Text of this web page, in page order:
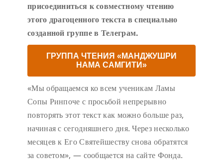
присоединиться к совместному чтению
этого драгоценного текста в специально
созданной группе в Телеграм.
ГРУППА ЧТЕНИЯ «МАНДЖУШРИ
НАМА САМГИТИ»
«Мы обращаемся ко всем ученикам Ламы
Сопы Ринпоче с просьбой непрерывно
повторять этот текст как можно больше раз,
начиная с сегодняшнего дня. Через несколько
месяцев к Его Святейшеству снова обратятся
за советом», — сообщается на сайте Фонда.